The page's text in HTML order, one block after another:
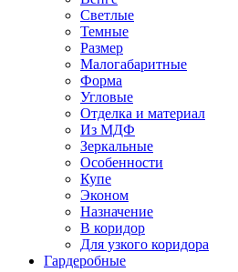
Светлые
Темные
Размер
Малогабаритные
Форма
Угловые
Отделка и материал
Из МДФ
Зеркальные
Особенности
Купе
Эконом
Назначение
В коридор
Для узкого коридора
Гардеробные